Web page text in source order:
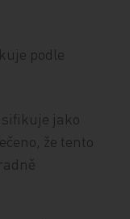
podle
jako
že tento